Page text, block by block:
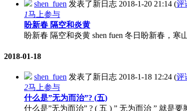
shen_fuen 发表了新日志 2018-1-20 21:14 (评
1马上参与
盼新春 隔空和炎黄
盼新春 隔空和炎黄 shen fuen 冬日盼新春，
2018-01-18
shen_fuen 发表了新日志 2018-1-18 12:24 (评
2马上参与
什么是”无为而治”? (五)
什么是”无为而治” ? ( 五 ) ” 无为而治 ” 就是